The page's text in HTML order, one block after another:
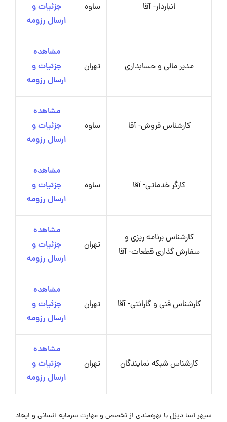
انباردار- آقا ساوه
جزئیات و
ارسال رزومه
مدیر مالی و حسابداری تهران
مشاهده
جزئیات و
ارسال رزومه
کارشناس فروش- آقا ساوه
مشاهده
جزئیات و
ارسال رزومه
کارگر خدماتی- آقا ساوه
مشاهده
جزئیات و
ارسال رزومه
کارشناس برنامه ریزی و
سفارش گذاری قطعات- آقا
تهران
مشاهده
جزئیات و
ارسال رزومه
کارشناس فنی و گارانتی- آقا تهران
مشاهده
جزئیات و
ارسال رزومه
کارشناس شبکه نمایندگان تهران
مشاهده
جزئیات و
ارسال رزومه
سپهر آسا دیزل با بهره‌مندی از تخصص و مهارت سرمایه انسانی و ایجاد